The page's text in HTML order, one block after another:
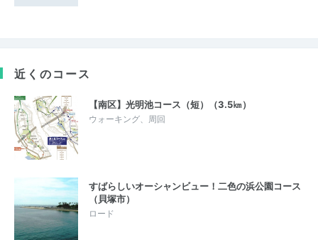
近くのコース
【南区】光明池コース（短）（3.5㎞）
ウォーキング、周回
すばらしいオーシャンビュー！二色の浜公園コース
（貝塚市）
ロード